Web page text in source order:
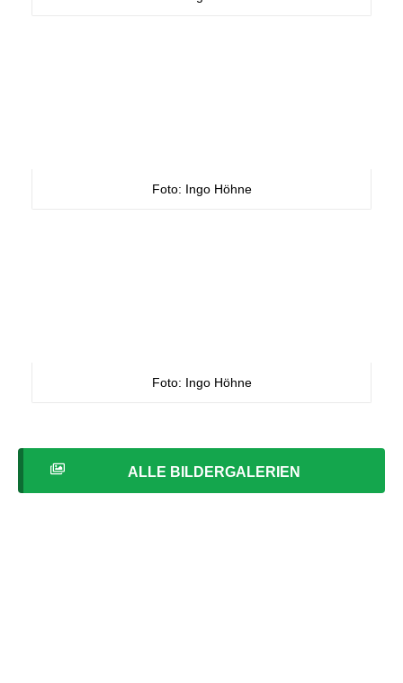
Foto: Ingo Höhne
Foto: Ingo Höhne
ALLE BILDERGALERIEN